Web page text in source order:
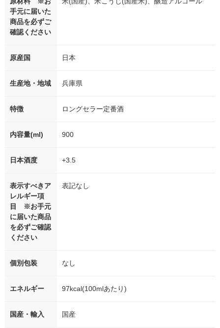
手元に届いた
商品を必ずご
確認ください
原産国 日本
生産地・地域 兵庫県
特徴 ロングセラー定番酒
内容量(ml) 900
日本酒度 +3.5
表示すべきア
レルギー項
目 ※お手元
に届いた商品
を必ずご確認
ください
表記なし
個別包装 なし
エネルギー 97kcal(100mlあたり)
国産・輸入 国産